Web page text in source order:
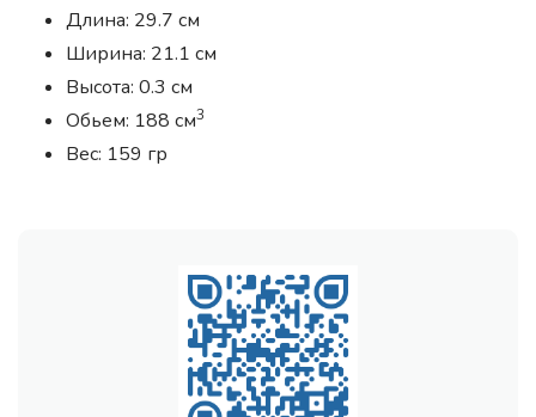
Длина: 29.7 см
Ширина: 21.1 см
Высота: 0.3 см
Обьем: 188 см3
Вес: 159 гр